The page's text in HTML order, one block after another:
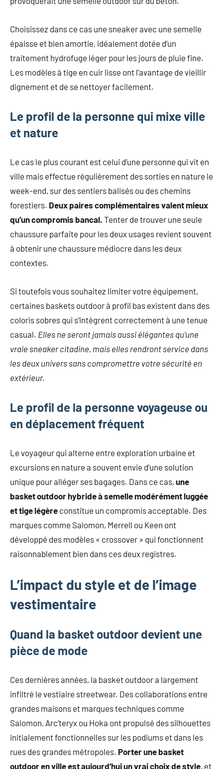
Choisissez dans ce cas une sneaker avec une semelle
épaisse et bien amortie, idéalement dotée d’un
traitement hydrofuge léger pour les jours de pluie fine.
Les modèles à tige en cuir lisse ont l’avantage de vieillir
dignement et de se nettoyer facilement.
Le profil de la personne qui mixe ville
et nature
Le cas le plus courant est celui d’une personne qui vit en
ville mais effectue régulièrement des sorties en nature le
week-end, sur des sentiers balisés ou des chemins
forestiers. Deux paires complémentaires valent mieux
qu’un compromis bancal. Tenter de trouver une seule
chaussure parfaite pour les deux usages revient souvent
à obtenir une chaussure médiocre dans les deux
contextes.
Si toutefois vous souhaitez limiter votre équipement,
certaines baskets outdoor à profil bas existent dans des
coloris sobres qui s’intègrent correctement à une tenue
casual. Elles ne seront jamais aussi élégantes qu’une
vraie sneaker citadine, mais elles rendront service dans
les deux univers sans compromettre votre sécurité en
extérieur.
Le profil de la personne voyageuse ou
en déplacement fréquent
Le voyageur qui alterne entre exploration urbaine et
excursions en nature a souvent envie d’une solution
unique pour alléger ses bagages. Dans ce cas, une
basket outdoor hybride à semelle modérément luggée
et tige légère constitue un compromis acceptable. Des
marques comme Salomon, Merrell ou Keen ont
développé des modèles « crossover » qui fonctionnent
raisonnablement bien dans ces deux registres.
L’impact du style et de l’image
vestimentaire
Quand la basket outdoor devient une
pièce de mode
Ces dernières années, la basket outdoor a largement
infiltré le vestiaire streetwear. Des collaborations entre
grandes maisons et marques techniques comme
Salomon, Arc’teryx ou Hoka ont propulsé des silhouettes
initialement fonctionnelles sur les podiums et dans les
rues des grandes métropoles. Porter une basket
outdoor en ville est aujourd’hui un vrai choix de style, et